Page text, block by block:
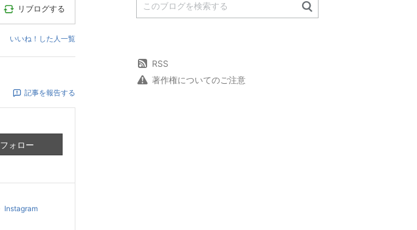
リブログする
いいね！した人一覧
記事を報告する
フォロー
Instagram
RSS
著作権についてのご注意